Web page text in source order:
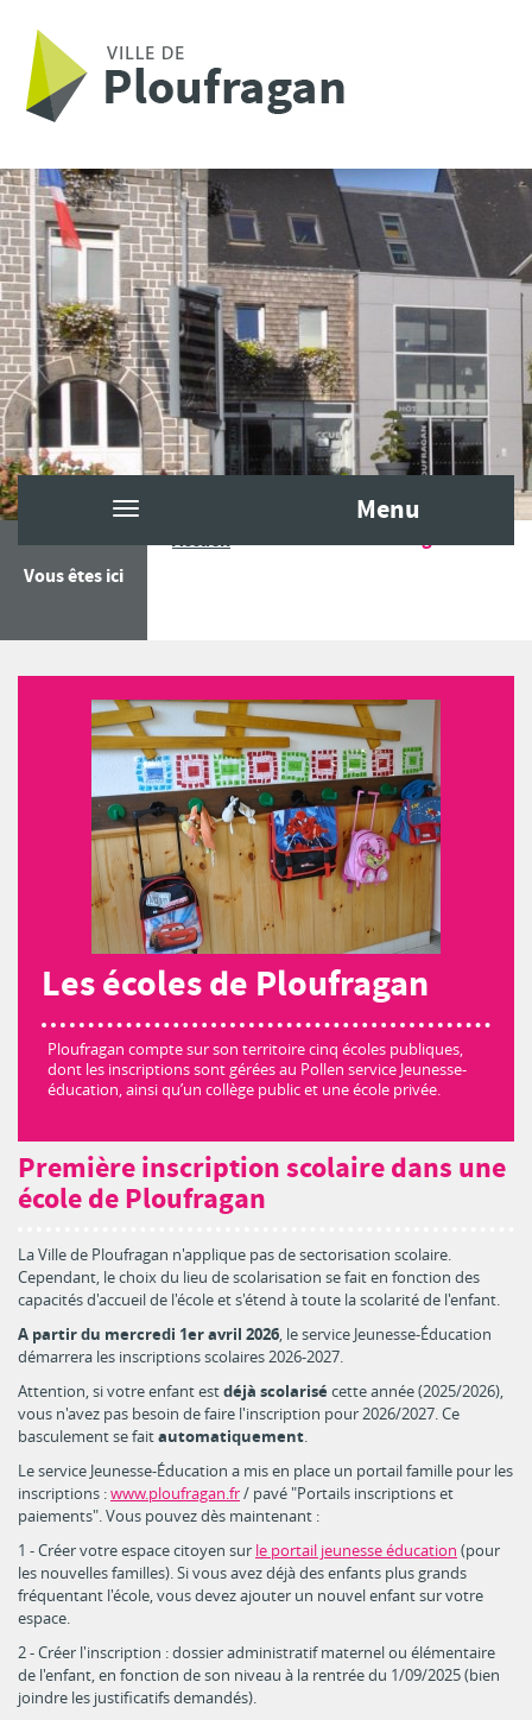
Menu
Vous êtes ici
Accueil Les écoles de Ploufragan
Les écoles de Ploufragan
Ploufragan compte sur son territoire cinq écoles publiques,
dont les inscriptions sont gérées au Pollen service Jeunesse-
éducation, ainsi qu’un collège public et une école privée.
Première inscription scolaire dans une
école de Ploufragan
La Ville de Ploufragan n'applique pas de sectorisation scolaire.
Cependant, le choix du lieu de scolarisation se fait en fonction des
capacités d'accueil de l'école et s'étend à toute la scolarité de l'enfant.
A partir du mercredi 1er avril 2026, le service Jeunesse-Éducation
démarrera les inscriptions scolaires 2026-2027.
Attention, si votre enfant estdéjà scolarisécette année (2025/2026),
vous n'avez pas besoin de faire l'inscription pour 2026/2027. Ce
basculement se faitautomatiquement.
Le service Jeunesse-Éducation a mis en place un portail famille pour les
inscriptions :www.ploufragan.fr/ pavé "Portails inscriptions et
paiements". Vous pouvez dès maintenant :
1 - Créer votre espace citoyen sur le portail jeunesse éducation (pour
les nouvelles familles). Si vous avez déjà des enfants plus grands
fréquentant l'école, vous devez ajouter un nouvel enfant sur votre
espace.
2 - Créer l'inscription : dossier administratif maternel ou élémentaire
de l'enfant, en fonction de son niveau à la rentrée du 1/09/2025 (bien
joindre les justificatifs demandés).